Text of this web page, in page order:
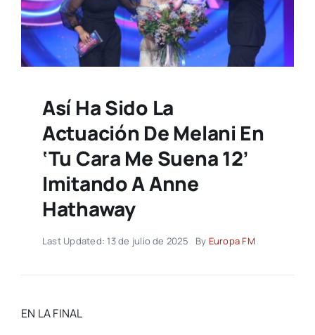
Así Ha Sido La
Actuación De Melani En
‘Tu Cara Me Suena 12’
Imitando A Anne
Hathaway
Last Updated: 13 de julio de 2025 By Europa FM
EN LA FINAL